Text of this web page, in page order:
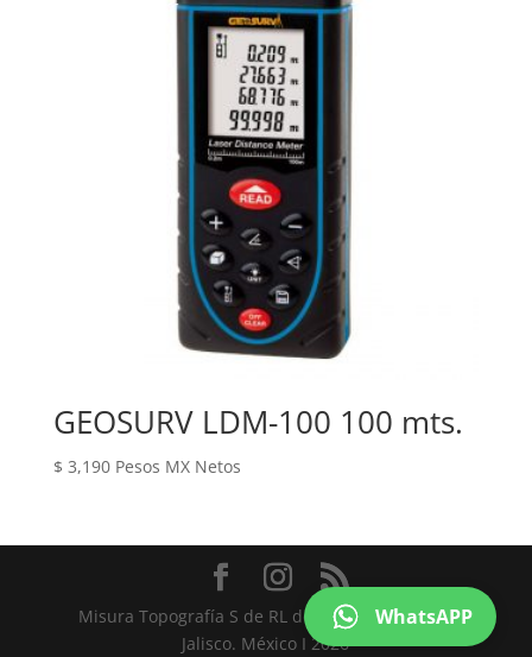
GEOSURV LDM-100 100 mts.
$ 3,190 Pesos MX Netos
Misura Topografía S de RL de CV I Guadalajara,
Jalisco. México I 2026
WhatsAPP